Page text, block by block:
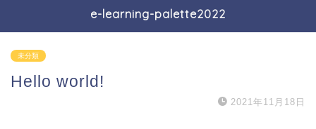
e-learning-palette2022
未分類
Hello world!
2021年11月18日